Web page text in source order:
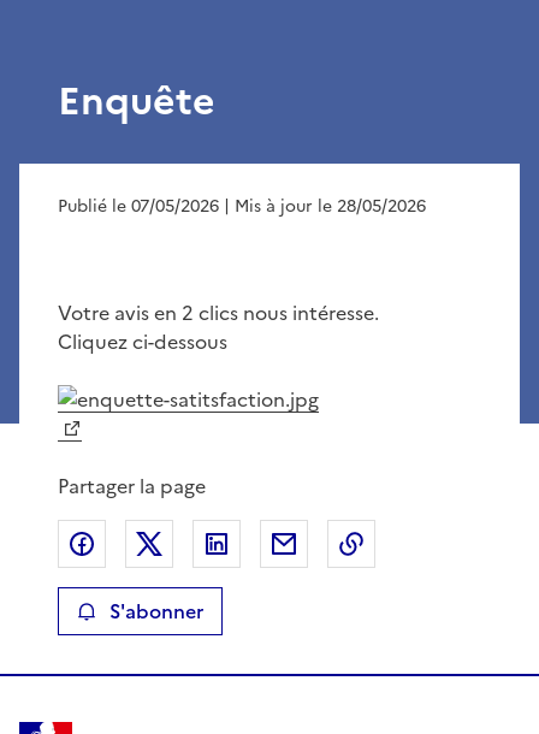
Enquête
Publié le 07/05/2026 | Mis à jour le 28/05/2026
Votre avis en 2 clics nous intéresse.
Cliquez ci-dessous
Partager la page
Partager sur Facebook
Partager sur XPartager sur LinkedIn
Partager par email
S'abonner